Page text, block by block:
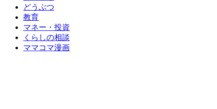
どうぶつ
教育
マネー・投資
くらしの相談
ママコマ漫画